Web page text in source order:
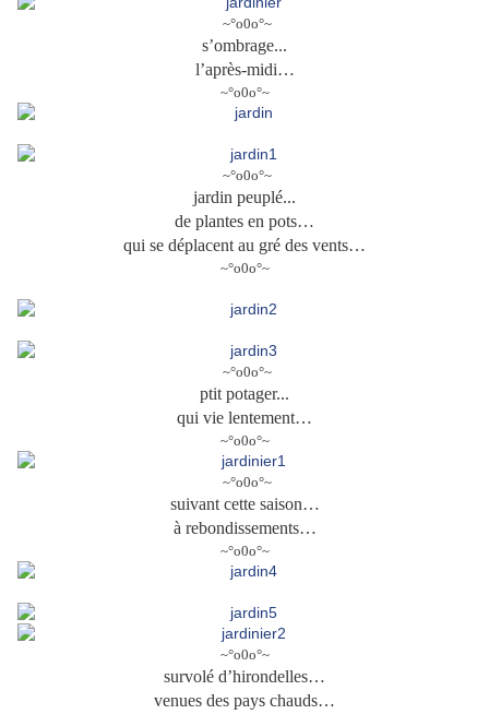
~°o0o°~
s’ombrage...
l’après-midi…
~°o0o°~
~°o0o°~
jardin peuplé...
de plantes en pots…
qui se déplacent au gré des vents…
~°o0o°~
~°o0o°~
ptit potager...
qui vie lentement…
~°o0o°~
~°o0o°~
suivant cette saison…
à rebondissements…
~°o0o°~
~°o0o°~
survolé d’hirondelles…
venues des pays chauds…